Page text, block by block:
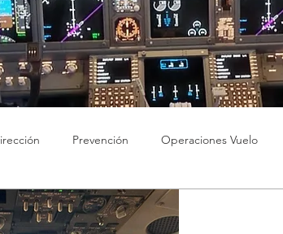
Prevención Operaciones Vuelo
ISO Boeing